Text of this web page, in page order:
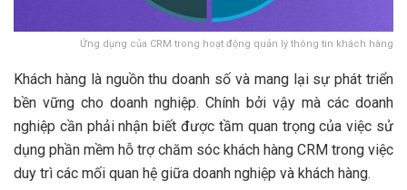
Ứng dụng của CRM trong hoạt động quản lý thông tin khách hàng
Khách hàng là nguồn thu doanh số và mang lại sự phát triển
bền vững cho doanh nghiệp. Chính bởi vậy mà các doanh
nghiệp cần phải nhận biết được tầm quan trọng của việc sử
dụng phần mềm hỗ trợ chăm sóc khách hàng CRM trong việc
duy trì các mối quan hệ giữa doanh nghiệp và khách hàng.